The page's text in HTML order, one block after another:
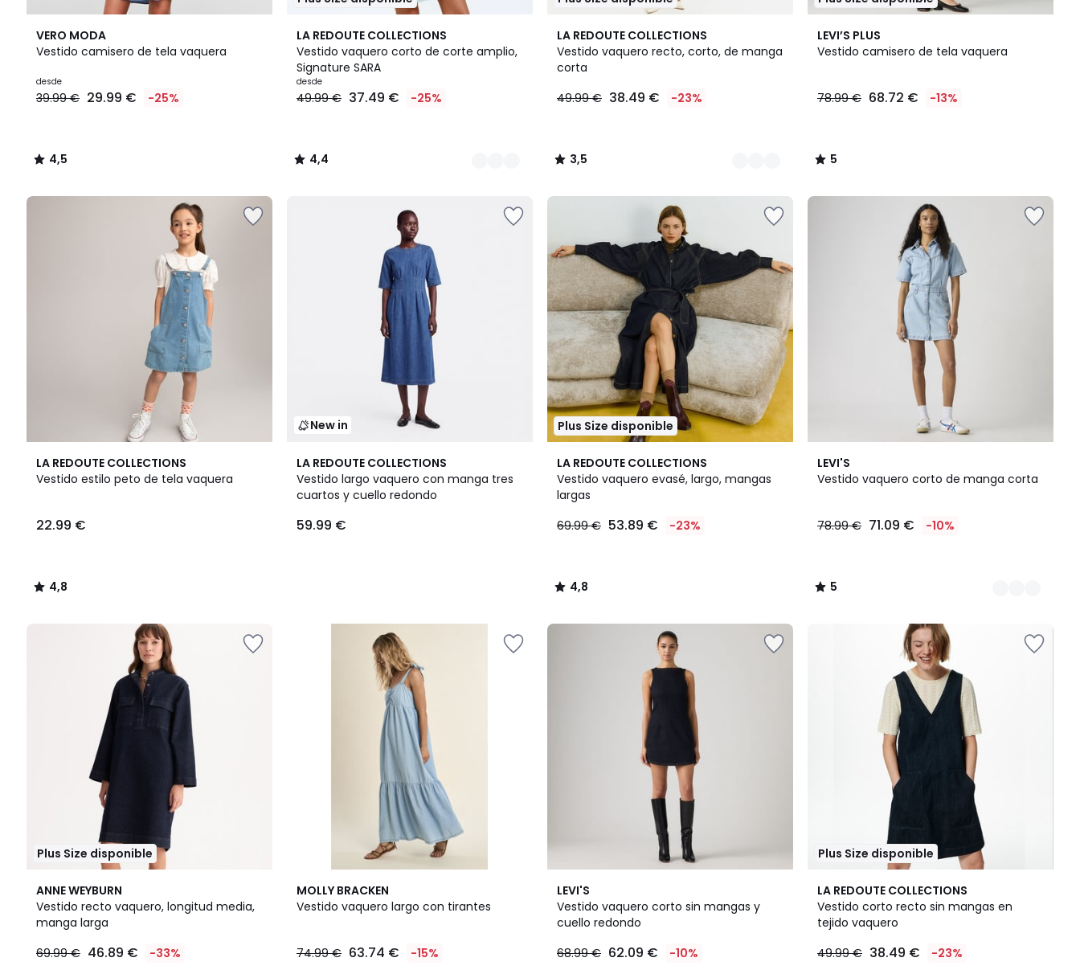
VERO MODA
Vestido camisero de tela vaquera
Precio
a
€
lugar
desde
39.99 € 29.99 € -25%
4,5
/ 5
4,5
/
LA REDOUTE COLLECTIONS
Vestido vaquero corto de corte amplio,
Signature SARA
desde
49.99 € 37.49 € -25%
4,4
/ 5
3
Colores
4,4
/
LA REDOUTE COLLECTIONS
Vestido vaquero recto, corto, de manga
corta
49.99 € 38.49 € -23%
3,5
/ 5
2
Colores
3,5
/
LEVI’S PLUS
Vestido camisero de tela vaquera
78.99 € 68.72 € -13%
5
/
5
/
LA REDOUTE COLLECTIONS
Vestido estilo peto de tela vaquera
22.99 €
4,8
/ 5
4,8
/
New in
LA REDOUTE COLLECTIONS
Vestido largo vaquero con manga tres
cuartos y cuello redondo
59.99 €
Plus Size disponible
LA REDOUTE COLLECTIONS
Vestido vaquero evasé, largo, mangas
largas
69.99 € 53.89 € -23%
4,8
/ 5
4,8
/
LEVI'S
Vestido vaquero corto de manga corta
78.99 € 71.09 € -10%
5
/
2
Colores
5
/
Plus Size disponible
ANNE WEYBURN
Vestido recto vaquero, longitud media,
manga larga
69.99 € 46.89 € -33%
3,7
/ 5
MOLLY BRACKEN
Vestido vaquero largo con tirantes
74.99 € 63.74 € -15%
LEVI'S
Vestido vaquero corto sin mangas y
cuello redondo
68.99 € 62.09 € -10%
4,7
/ 5
Plus Size disponible
LA REDOUTE COLLECTIONS
Vestido corto recto sin mangas en
tejido vaquero
49.99 € 38.49 € -23%
5
/
5